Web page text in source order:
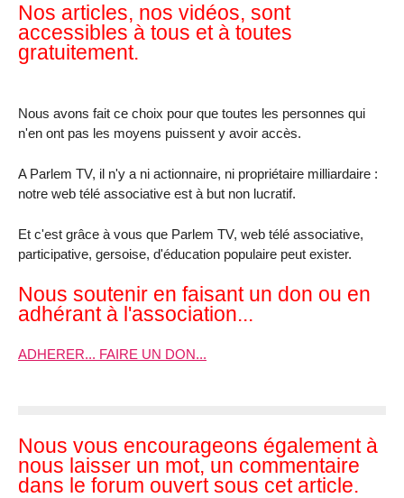
Nos articles, nos vidéos, sont
accessibles à tous et à toutes
gratuitement.
Nous avons fait ce choix pour que toutes les personnes qui
n'en ont pas les moyens puissent y avoir accès.
A Parlem TV, il n'y a ni actionnaire, ni propriétaire milliardaire :
notre web télé associative est à but non lucratif.
Et c'est grâce à vous que Parlem TV, web télé associative,
participative, gersoise, d'éducation populaire peut exister.
Nous soutenir en faisant un don ou en
adhérant à l'association...
ADHERER... FAIRE UN DON...
Nous vous encourageons également à
nous laisser un mot, un commentaire
dans le forum ouvert sous cet article.